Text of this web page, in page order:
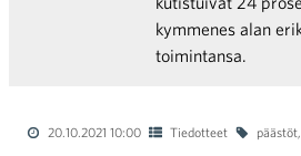
kymmenes alan
toimintansa.
20.10.2021 10:00 Tiedotteet päästöt,